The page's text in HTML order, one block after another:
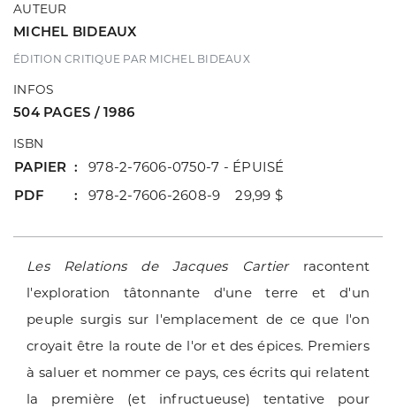
AUTEUR
MICHEL BIDEAUX
ÉDITION CRITIQUE PAR MICHEL BIDEAUX
INFOS
504 PAGES / 1986
ISBN
PAPIER
978-2-7606-0750-7 - ÉPUISÉ
PDF
978-2-7606-2608-9 29,99 $
Les Relations de Jacques Cartierracontent
l'exploration tâtonnante d'une terre et d'un
peuple surgis sur l'emplacement de ce que l'on
croyait être la route de l'or et des épices. Premiers
à saluer et nommer ce pays, ces écrits qui relatent
la première (et infructueuse) tentative pour